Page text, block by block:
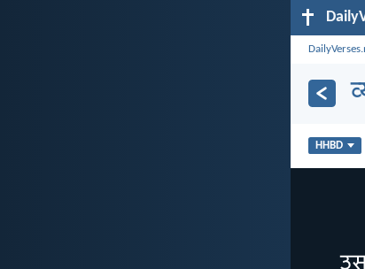
HHBD